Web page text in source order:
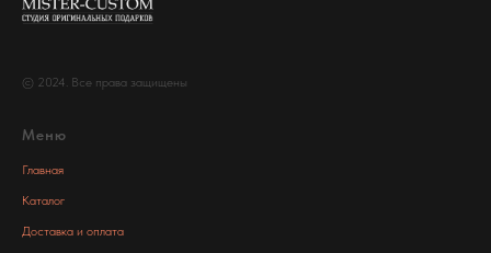
© 2024. Все права защищены
Меню
Главная
Каталог
Доставка и оплата